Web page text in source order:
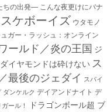
ちの出発― こんな夜更けにバナ
ケボーイズ ウタモノ
ガー・ラッシュ：オ​ンライン
ールド／炎の王国 ジ
イヤモンドは砕けない ス
最後のジェダイ スパイ
ダンケルク デイアンドナイト デ
ガール！ ドラゴンボール超 ブ